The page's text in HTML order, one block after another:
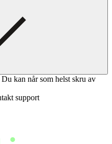
kan når som helst skru av
support